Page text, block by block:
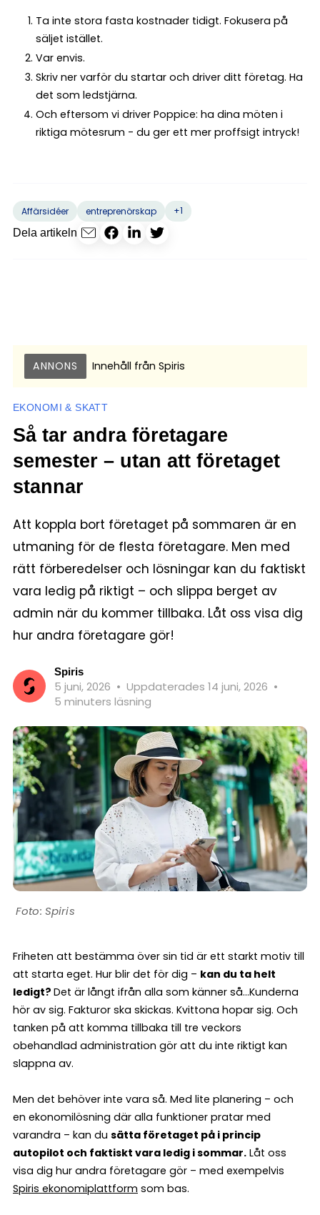
Ta inte stora fasta kostnader tidigt. Fokusera på
säljet istället.
Var envis.
Skriv ner varför du startar och driver ditt företag. Ha
det som ledstjärna.
Och eftersom vi driver Poppice: ha dina möten i
riktiga mötesrum - du ger ett mer proffsigt intryck!
Affärsidéer entreprenörskap
+1
Dela artikeln
ANNONS Innehåll från Spiris
EKONOMI & SKATT
Så tar andra företagare
semester – utan att företaget
stannar
Att koppla bort företaget på sommaren är en
utmaning för de flesta företagare. Men med
rätt förberedelser och lösningar kan du faktiskt
vara ledig på riktigt – och slippa berget av
admin när du kommer tillbaka. Låt oss visa dig
hur andra företagare gör!
Spiris
5 juni, 2026 • Uppdaterades 14 juni, 2026 •
5 minuters läsning
Spiris
Friheten att bestämma över sin tid är ett starkt motiv till
att starta eget. Hur blir det för dig – kan du ta helt
ledigt? Det är långt ifrån alla som känner så…Kunderna
hör av sig. Fakturor ska skickas. Kvittona hopar sig. Och
tanken på att komma tillbaka till tre veckors
obehandlad administration gör att du inte riktigt kan
slappna av.
Men det behöver inte vara så. Med lite planering – och
en ekonomilösning där alla funktioner pratar med
varandra – kan du sätta företaget på i princip
autopilot och faktiskt vara ledig i sommar. Låt oss
visa dig hur andra företagare gör – med exempelvis
Spiris ekonomiplattform som bas.